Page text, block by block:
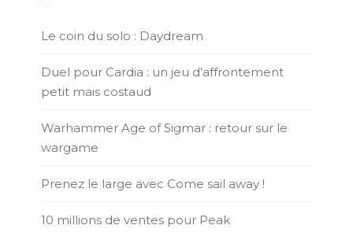
Le coin du solo : Daydream
Duel pour Cardia : un jeu d’affrontement
petit mais costaud
Warhammer Age of Sigmar : retour sur le
wargame
Prenez le large avec Come sail away !
10 millions de ventes pour Peak